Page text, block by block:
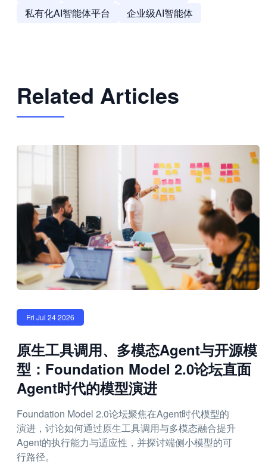
私有化AI智能体平台
企业级AI智能体
Related Articles
Fri Jul 24 2026
原生工具调用、多模态Agent与开源模
型：Foundation Model 2.0论坛直面
Agent时代的模型演进
Foundation Model 2.0论坛聚焦在Agent时代模型的
演进，讨论如何通过原生工具调用与多模态融合提升
Agent的执行能力与适应性，并探讨端侧小模型的可
行路径。